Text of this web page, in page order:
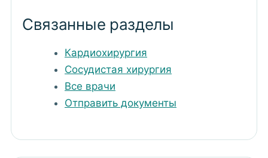
Связанные разделы
Кардиохирургия
Сосудистая хирургия
Все врачи
Отправить документы